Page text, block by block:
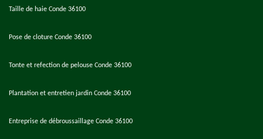
Taille de haie Conde 36100
Pose de cloture Conde 36100
Tonte et refection de pelouse Conde 36100
Plantation et entretien jardin Conde 36100
Entreprise de débroussaillage Conde 36100